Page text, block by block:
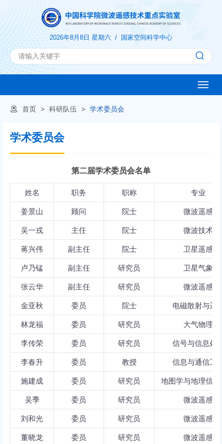
2026年8月8日 星期六 / 国家空间科学中心
Toggle
首页 > 科研队伍 > 学术委员会
学术委员会
第二届学术委员会名单
姓名 职务 职称 专业
姜景山 顾问 院士 微波遥感
吴一戎 主任 院士 微波技术
蒋兴伟 副主任 院士 卫星遥感
卢乃锰 副主任 研究员 卫星气象
张云华 副主任 研究员 微波遥感
金亚秋 委员 院士 电磁散射与遥
林龙福 委员 研究员 大气物理
李传荣 委员 研究员 信号与信息处
李春升 委员 教授 信息与通信工
施建成 委员 研究员 地图学与地理信
吴季 委员 研究员 微波遥感
刘和光 委员 研究员 微波遥感
董晓龙 委员 研究员 微波遥感